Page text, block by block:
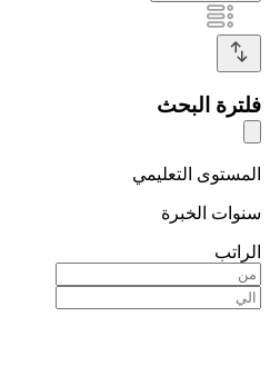
فلترة البحث
المستوى التعليمي
سنوات الخبرة
الراتب